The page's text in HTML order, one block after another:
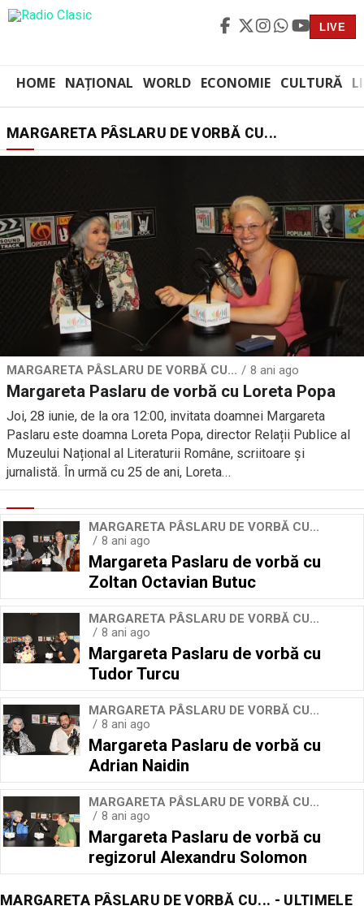
LIVE
HOME NAȚIONAL WORLD ECONOMIE CULTURĂ
MARGARETA PÂSLARU DE VORBĂ CU...
MARGARETA PÂSLARU DE VORBĂ CU... 8 ani ago
Margareta Paslaru de vorbă cu Loreta Popa
Joi, 28 iunie, de la ora 12:00, invitata doamnei Margareta
Paslaru este doamna Loreta Popa, director Relații Publice al
Muzeului Național al Literaturii Române, scriitoare și
jurnalistă. În urmă cu 25 de ani, Loreta...
MARGARETA PÂSLARU DE VORBĂ CU...
8 ani ago
Margareta Paslaru de vorbă cu
Zoltan Octavian Butuc
MARGARETA PÂSLARU DE VORBĂ CU...
8 ani ago
Margareta Paslaru de vorbă cu
Tudor Turcu
MARGARETA PÂSLARU DE VORBĂ CU...
8 ani ago
Margareta Paslaru de vorbă cu
Adrian Naidin
MARGARETA PÂSLARU DE VORBĂ CU...
8 ani ago
Margareta Paslaru de vorbă cu
regizorul Alexandru Solomon
MARGARETA PÂSLARU DE VORBĂ CU... - ULTIMELE